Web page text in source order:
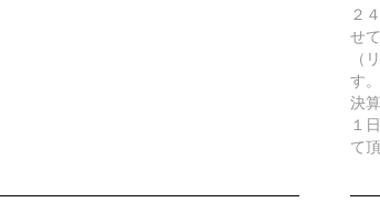
２
せ
（
す。
決
１
て